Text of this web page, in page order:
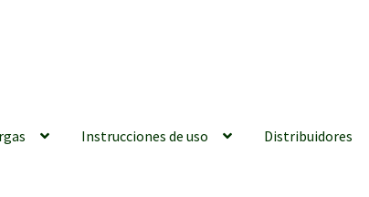
Instrucciones de uso Distribuidores